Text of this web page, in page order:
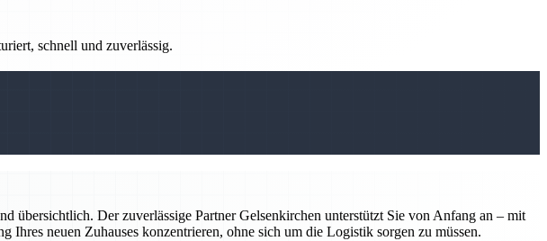
schnell und zuverlässig.
übersichtlich. Der zuverlässige Partner Gelsenkirchen unterstützt Sie von Anfang an – mit
neuen Zuhauses konzentrieren, ohne sich um die Logistik sorgen zu müssen.